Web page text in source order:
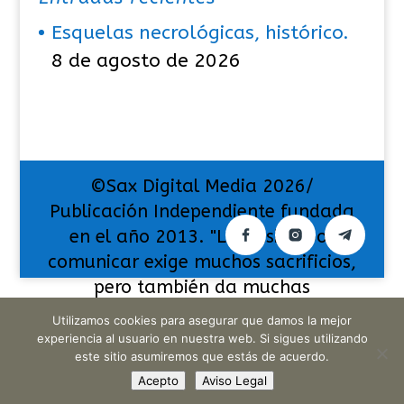
Esquelas necrológicas, histórico.
8 de agosto de 2026
©Sax Digital Media 2026/
Publicación Independiente fundada
en el año 2013. "La pasión por
comunicar exige muchos sacrificios,
pero también da muchas
satisfacciones".
Utilizamos cookies para asegurar que damos la mejor
experiencia al usuario en nuestra web. Si sigues utilizando
este sitio asumiremos que estás de acuerdo.
Acepto
Aviso Legal